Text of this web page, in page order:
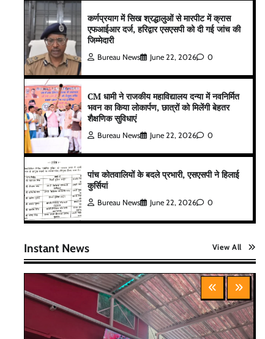
कर्णप्रयाग में सिख श्रद्धालुओं से मारपीट में क्रास
एफआईआर दर्ज, हरिद्वार एसएसपी को दी गई जांच की
जिम्मेदारी
Bureau News June 22, 2026 0
CM धामी ने राजकीय महाविद्यालय दन्या में नवनिर्मित
भवन का किया लोकार्पण, छात्रों को मिलेंगी बेहतर
शैक्षणिक सुविधाएं
Bureau News June 22, 2026 0
पांच कोतवालियों के बदले प्रभारी, एसएसपी ने हिलाई
कुर्सियां
Bureau News June 22, 2026 0
Instant News View All